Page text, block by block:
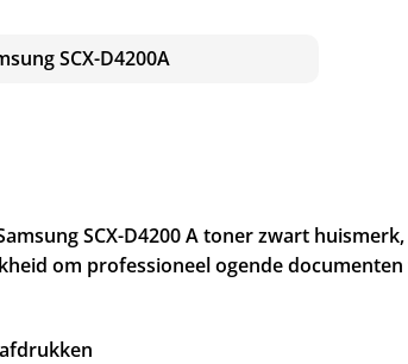
SCX-D4200A
SCX-D4200 A toner zwart
om professioneel ogende